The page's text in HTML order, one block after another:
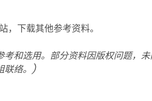
，下载其他参考资料。
和选用。部分资料因版权问题，
联络。)